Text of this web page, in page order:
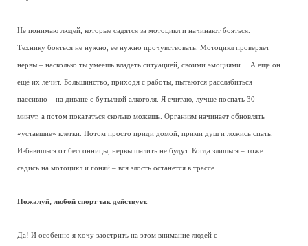
Не понимаю людей, которые садятся за мотоцикл и начинают бояться.
Технику бояться не нужно, ее нужно прочувствовать. Мотоцикл проверяет
нервы – насколько ты умеешь владеть ситуацией, своими эмоциями… А еще он
ещё их лечит. Большинство, приходя с работы, пытаются расслабиться
пассивно – на диване с бутылкой алкоголя. Я считаю, лучше поспать 30
минут, а потом покататься сколько можешь. Организм начинает обновлять
«уставшие» клетки. Потом просто приди домой, прими душ и ложись спать.
Избавишься от бессонницы, нервы шалить не будут. Когда злишься – тоже
садись на мотоцикл и гоняй – вся злость останется в трассе.
Пожалуй, любой спорт так действует.
Да! И особенно я хочу заострить на этом внимание людей с